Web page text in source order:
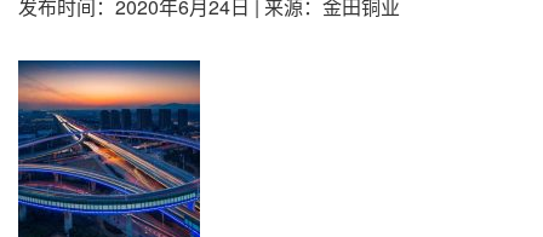
发布时间：2020年6月24日 | 来源：金田铜业